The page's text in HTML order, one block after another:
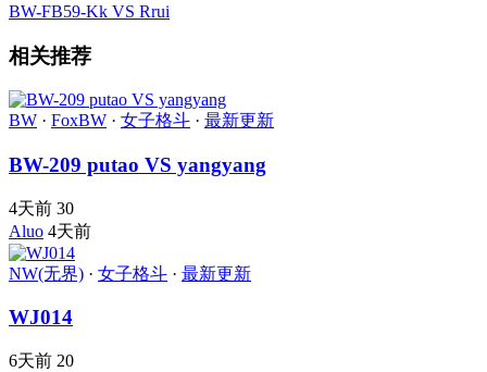
BW-FB59-Kk VS Rrui
相关推荐
BW · FoxBW · 女子格斗 · 最新更新
BW-209 putao VS yangyang
4天前 30
Aluo 4天前
NW(无界) · 女子格斗 · 最新更新
WJ014
6天前 20